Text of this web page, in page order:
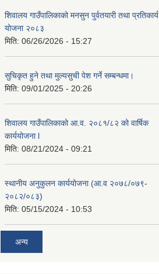
शिवालय गाउँपालिकाको मनसुन पुर्वतयारी तथा प्रतिकार्य
योजना २०८३
मिति: 06/26/2026 - 15:27
सुचिकृत हुने तथा मुल्यसुची पेश गर्ने सम्बन्धमा।
मिति: 09/01/2025 - 20:26
शिवालय गाउँपालिकाको आ.व. २०८१/८२ को वार्षिक
कार्ययोजना l
मिति: 08/21/2024 - 09:21
स्थानीय अनुकुलन कार्ययोजना (आ.व २०७८/०७९-
२०८२/०८३)
मिति: 05/15/2024 - 10:53
अन्य